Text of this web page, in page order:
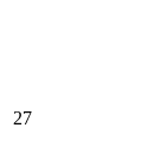
27